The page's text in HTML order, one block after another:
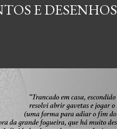
E DESENHOS